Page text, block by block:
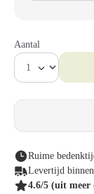
Aantal
Ruime
Levertijd binnen
4.6/5 (uit meer